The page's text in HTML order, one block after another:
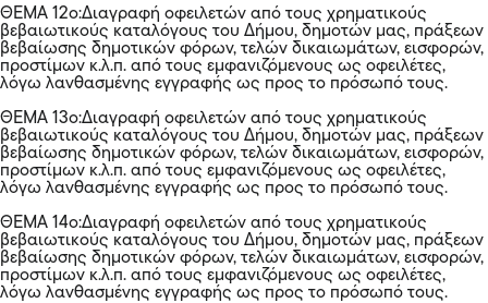
ΘΕΜΑ 12ο:Διαγραφή οφειλετών από τους χρηματικούς
βεβαιωτικούς καταλόγους του Δήμου, δημοτών μας, πράξεων
βεβαίωσης δημοτικών φόρων, τελών δικαιωμάτων, εισφορών,
προστίμων κ.λ.π. από τους εμφανιζόμενους ως οφειλέτες,
λόγω λανθασμένης εγγραφής ως προς το πρόσωπό τους.
ΘΕΜΑ 13ο:Διαγραφή οφειλετών από τους χρηματικούς
βεβαιωτικούς καταλόγους του Δήμου, δημοτών μας, πράξεων
βεβαίωσης δημοτικών φόρων, τελών δικαιωμάτων, εισφορών,
προστίμων κ.λ.π. από τους εμφανιζόμενους ως οφειλέτες,
λόγω λανθασμένης εγγραφής ως προς το πρόσωπό τους.
ΘΕΜΑ 14ο:Διαγραφή οφειλετών από τους χρηματικούς
βεβαιωτικούς καταλόγους του Δήμου, δημοτών μας, πράξεων
βεβαίωσης δημοτικών φόρων, τελών δικαιωμάτων, εισφορών,
προστίμων κ.λ.π. από τους εμφανιζόμενους ως οφειλέτες,
λόγω λανθασμένης εγγραφής ως προς το πρόσωπό τους.